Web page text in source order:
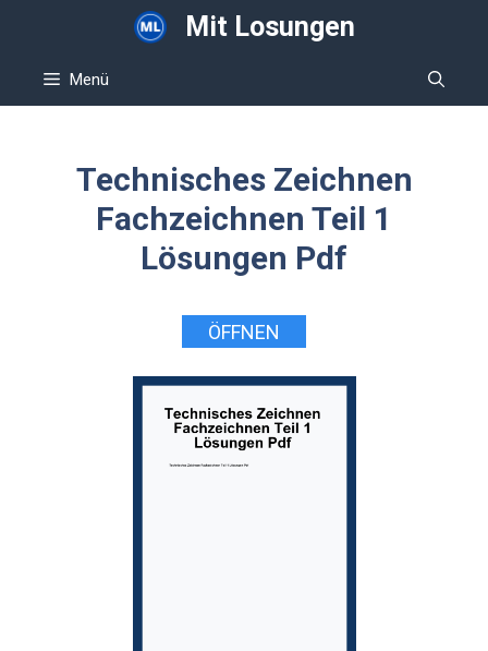
Mit Losungen
Menü
Technisches Zeichnen
Fachzeichnen Teil 1
Lösungen Pdf
ÖFFNEN